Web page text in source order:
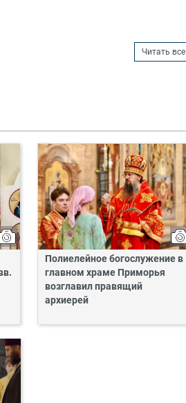
Читать все
Полиелейное богослужение в
главном храме Приморья
возглавил правящий
архиерей